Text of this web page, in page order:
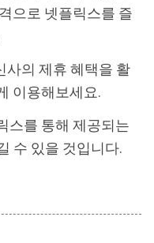
으로 넷플릭스를 즐
사의 제휴 혜택을 활
이용해보세요.
스를 통해 제공되는
수 있을 것입니다.